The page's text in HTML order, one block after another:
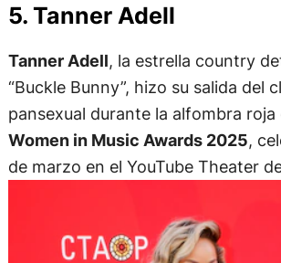
5. Tanner Adell
Tanner Adell, la estrella country
“Buckle Bunny”, hizo su salida del
pansexual durante la alfombra roja
Women in Music Awards 2025,
de marzo en el YouTube Theater